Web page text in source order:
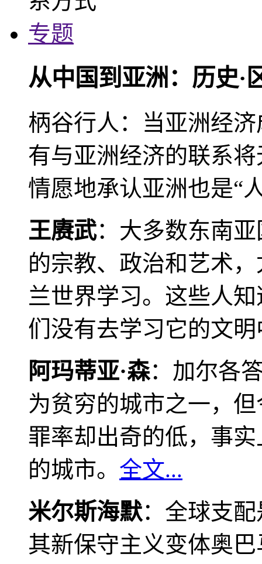
专题
从中国到亚洲：历史·
柄谷行人：当亚洲经
有与亚洲经济的联系
情愿地承认亚洲也是“
王赓武：大多数东南
的宗教、政治和艺术
兰世界学习。这些人
们没有去学习它的文
阿玛蒂亚·森：加尔各
为贫穷的城市之一，
罪率却出奇的低，事
的城市。 全文...
米尔斯海默：全球支
其新保守主义变体奥